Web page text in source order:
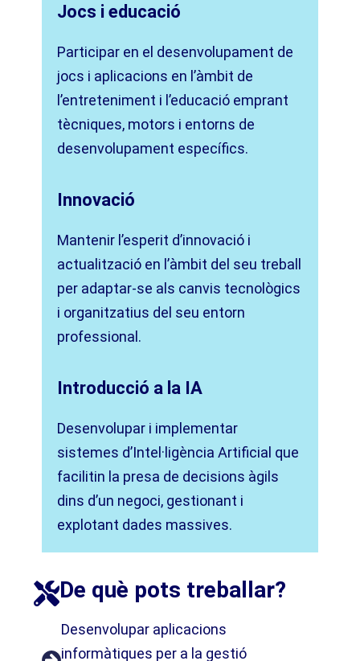
Jocs i educació
Participar en el desenvolupament de
jocs i aplicacions en l’àmbit de
l’entreteniment i l’educació emprant
tècniques, motors i entorns de
desenvolupament específics.
Innovació
Mantenir l’esperit d’innovació i
actualització en l’àmbit del seu treball
per adaptar-se als canvis tecnològics
i organitzatius del seu entorn
professional.
Introducció a la IA
Desenvolupar i implementar
sistemes d’Intel·ligència Artificial que
facilitin la presa de decisions àgils
dins d’un negoci, gestionant i
explotant dades massives.
De què pots treballar?​
Desenvolupar aplicacions
informàtiques per a la gestió